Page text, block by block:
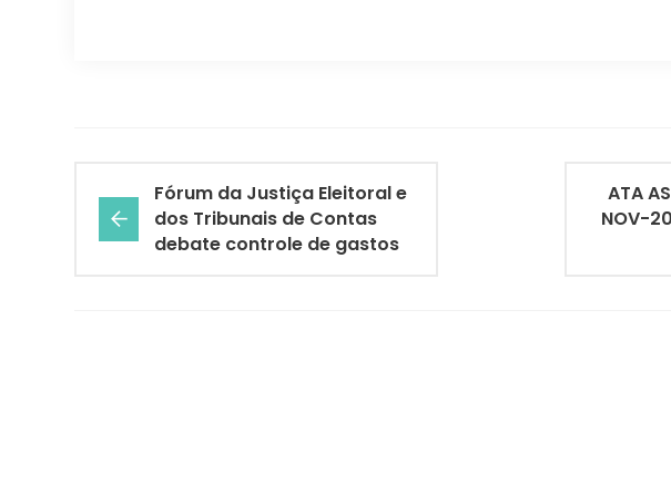
Fórum da Justiça Eleitoral e
dos Tribunais de Contas
debate controle de gastos
ATA
NOV-